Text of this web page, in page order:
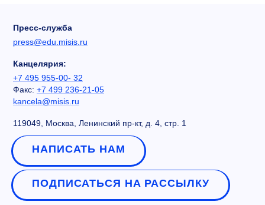
Пресс-служба
press@edu.misis.ru
Канцелярия:
+7 495 955-00- 32
Факс: +7 499 236-21-05
kancela@misis.ru
119049, Москва, Ленинский пр-кт, д. 4, стр. 1
НАПИСАТЬ НАМ
ПОДПИСАТЬСЯ НА РАССЫЛКУ